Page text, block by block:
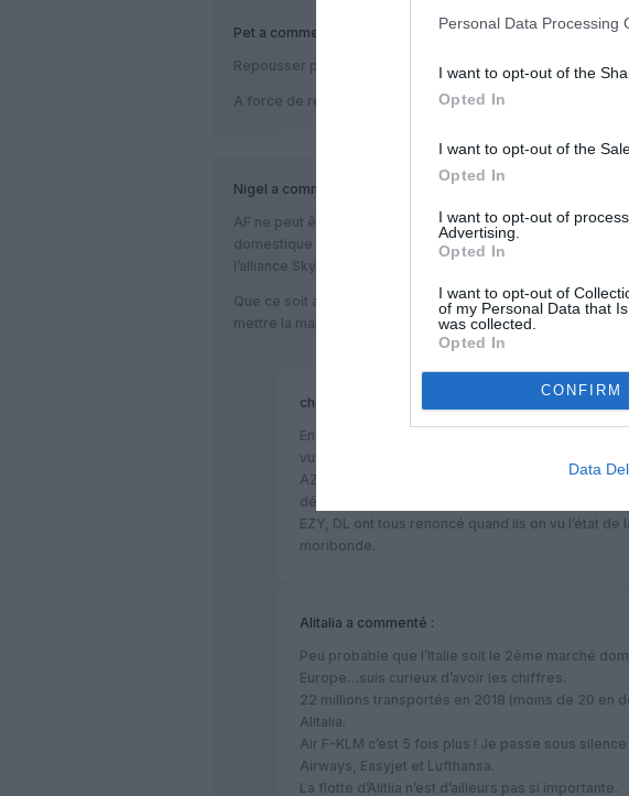
Personal Data Processing
I want to opt-out of the
Opted In
I want to opt-out of the
Opted In
I want to opt-out of
Advertising.
Opted In
I want to opt-out of
of my Personal Data that
was collected.
Opted In
CONFIRM
Data
Pet a commenté :
Repousser pour mieux sauter?
A force de repousser… qu’est-ce qu’il va en sortir… de la
Nigel a commenté :
AF ne peut être absent du futur d’Alitalia. L’italie représente
domestique européen, Alitalia – même malade – est un
l’alliance SkyTeam…
Que ce soit avec ou sans Delta, Air France ne doit pas
mettre la main sur ce réservoir de passagers pour le Groupe
chopin14000
En même temps AF n’est pas là pour joueur les
vu de sa propre situation financière !
AZ est un vrai bourbier dans lequel peu de
désireuses d’investir sauf au prix d’une grand
EZY, DL ont tous renoncé quand ils on vu l’état de
moribonde.
Alitalia a commenté :
Peu probable que l’Italie soit le 2ème marché
Europe…suis curieux d’avoir les chiffres.
22 millions transportés en 2018 (moins de 20 en
Alitalia.
Air F-KLM c’est 5 fois plus ! Je passe sous silence
Airways, Easyjet et Lufthansa.
La flotte d’Alitlia n’est d’ailleurs pas si importante.